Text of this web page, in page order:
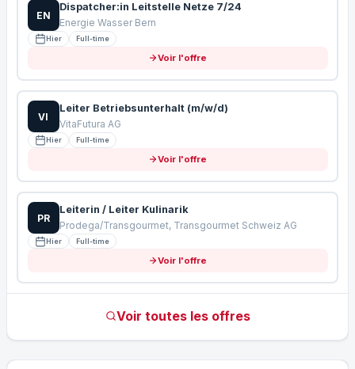
EN
Dispatcher:in Leitstelle Netze 7/24
Energie Wasser Bern
Hier Full-time
Voir l'offre
VI
Leiter Betriebsunterhalt (m/w/d)
VitaFutura AG
Hier Full-time
Voir l'offre
PR
Leiterin / Leiter Kulinarik
Prodega/Transgourmet, Transgourmet Schweiz AG
Hier Full-time
Voir l'offre
Voir toutes les offres